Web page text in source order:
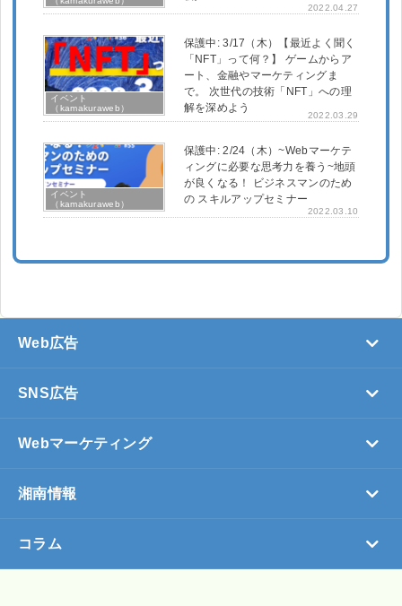
2022.04.27
イベント
（kamakuraweb）
2022.03.29
保護中: 3/17（木）【最近よく聞く
「NFT」って何？】 ゲームからア
ート、金融やマーケティングま
で。 次世代の技術「NFT」への理
解を深めよう
イベント
（kamakuraweb）
2022.03.10
保護中: 2/24（木）~Webマーケテ
ィングに必要な思考力を養う~地頭
が良くなる！ ビジネスマンのため
の スキルアップセミナー
Web広告
SNS広告
Webマーケティング
湘南情報
コラム